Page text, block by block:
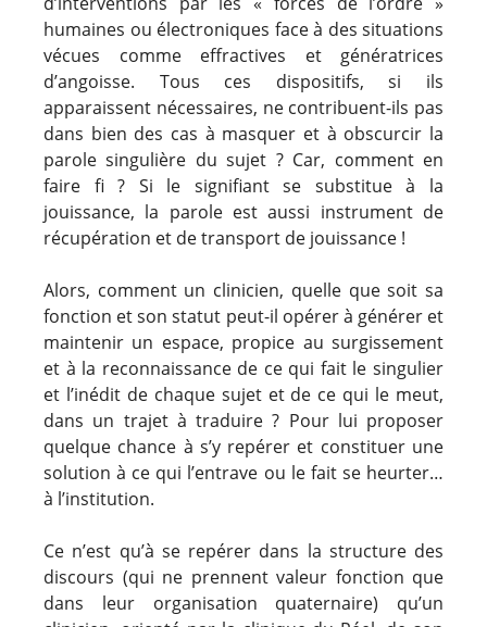
humaines ou électroniques face à des situations
vécues comme effractives et génératrices
d’angoisse. Tous ces dispositifs, si ils
apparaissent nécessaires, ne contribuent-ils pas
dans bien des cas à masquer et à obscurcir la
parole singulière du sujet ? Car, comment en
faire fi ? Si le signifiant se substitue à la
jouissance, la parole est aussi instrument de
récupération et de transport de jouissance !
Alors, comment un clinicien, quelle que soit sa
fonction et son statut peut-il opérer à générer et
maintenir un espace, propice au surgissement
et à la reconnaissance de ce qui fait le singulier
et l’inédit de chaque sujet et de ce qui le meut,
dans un trajet à traduire ? Pour lui proposer
quelque chance à s’y repérer et constituer une
solution à ce qui l’entrave ou le fait se heurter…
à l’institution.
Ce n’est qu’à se repérer dans la structure des
discours (qui ne prennent valeur fonction que
dans leur organisation quaternaire) qu’un